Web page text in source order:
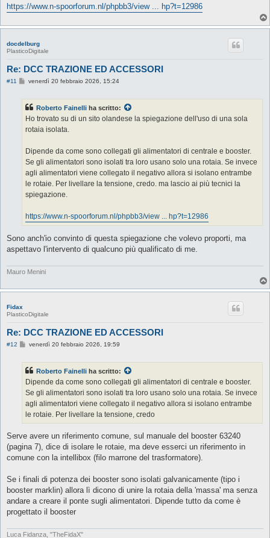
https://www.n-spoorforum.nl/phpbb3/view ... hp?t=12986
docdelburg
PlasticoDigitale
Re: DCC TRAZIONE ED ACCESSORI
#11
M
a
g
i
venerdì 20 febbraio 2026, 15:24
Roberto Fainelli ha scritto:
Ho trovato su di un sito olandese la spiegazione dell'uso di una sola
rotaia isolata.
Dipende da come sono collegati gli alimentatori di centrale e booster.
Se gli alimentatori sono isolati tra loro usano solo una rotaia. Se invece
agli alimentatori viene collegato il negativo allora si isolano entrambe
le rotaie. Per livellare la tensione, credo. ma lascio ai più tecnici la
spiegazione.
https://www.n-spoorforum.nl/phpbb3/view ... hp?t=12986
Sono anch'io convinto di questa spiegazione che volevo proporti, ma
aspettavo l'intervento di qualcuno più qualificato di me.
Mauro Menini
Fidax
PlasticoDigitale
Re: DCC TRAZIONE ED ACCESSORI
#12
M
a
g
i
o
venerdì 20 febbraio 2026, 19:59
Roberto Fainelli ha scritto:
Dipende da come sono collegati gli alimentatori di centrale e booster.
Se gli alimentatori sono isolati tra loro usano solo una rotaia. Se invece
agli alimentatori viene collegato il negativo allora si isolano entrambe
le rotaie. Per livellare la tensione, credo
Serve avere un riferimento comune, sul manuale del booster 63240
(pagina 7), dice di isolare le rotaie, ma deve esserci un riferimento in
comune con la intellibox (filo marrone del trasformatore).
Se i finali di potenza dei booster sono isolati galvanicamente (tipo i
booster marklin) allora lì dicono di unire la rotaia della 'massa' ma senza
andare a creare il ponte sugli alimentatori. Dipende tutto da come è
progettato il booster
Luca Fidanza, "TheFidaX"